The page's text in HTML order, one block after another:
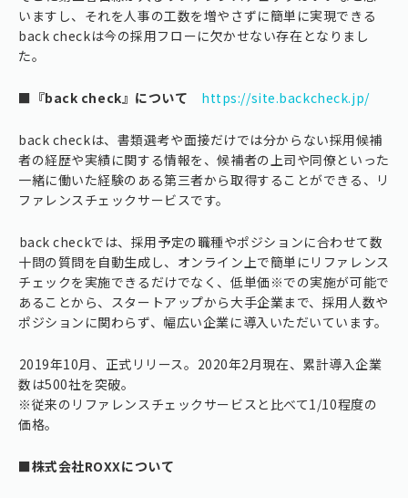
いますし、それを人事の工数を増やさずに簡単に実現できる
back checkは今の採用フローに欠かせない存在となりまし
た。
■『back check』について https://site.backcheck.jp/
back checkは、書類選考や面接だけでは分からない採用候補
者の経歴や実績に関する情報を、候補者の上司や同僚といった
一緒に働いた経験のある第三者から取得することができる、リ
ファレンスチェックサービスです。
⁠back checkでは、採用予定の職種やポジションに合わせて数
十問の質問を自動生成し、オンライン上で簡単にリファレンス
チェックを実施できるだけでなく、低単価※での実施が可能で
あることから、スタートアップから大手企業まで、採用人数や
ポジションに関わらず、幅広い企業に導入いただいています。
⁠2019年10月、正式リリース。2020年2月現在、累計導入企業
数は500社を突破。
※従来のリファレンスチェックサービスと比べて1/10程度の
価格。
■株式会社ROXXについて